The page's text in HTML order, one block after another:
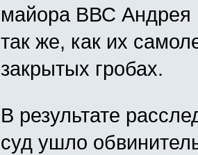
майора ВВС Андрея
так же, как их
закрытых гробах.
В результате
суд ушло